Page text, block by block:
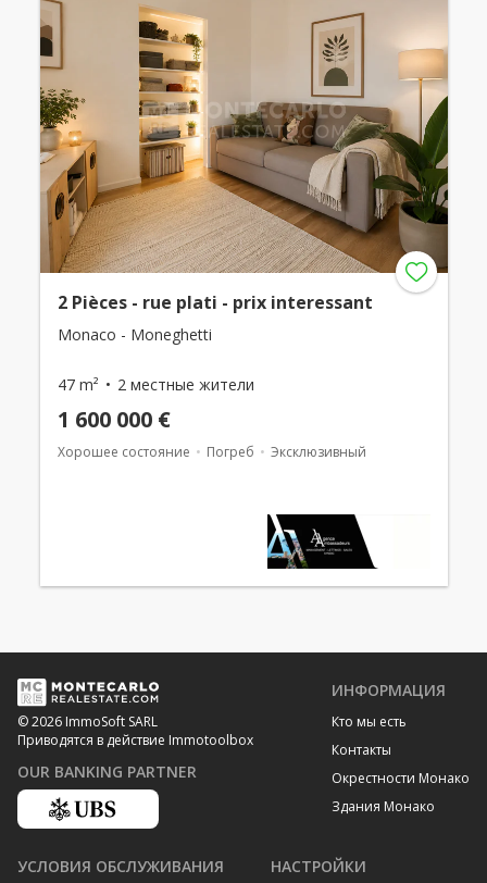
2 Pièces - rue plati - prix interessant
Monaco - Moneghetti
47 m² 2 местные жители
1 600 000 €
Хорошее состояние Погреб Эксклюзивный
© 2026 ImmoSoft SARL
Приводятся в действие Immotoolbox
OUR BANKING PARTNER
ИНФОРМАЦИЯ
Кто мы есть
Контакты
Окрестности Монако
Здания Монако
УСЛОВИЯ ОБСЛУЖИВАНИЯ НАСТРОЙКИ